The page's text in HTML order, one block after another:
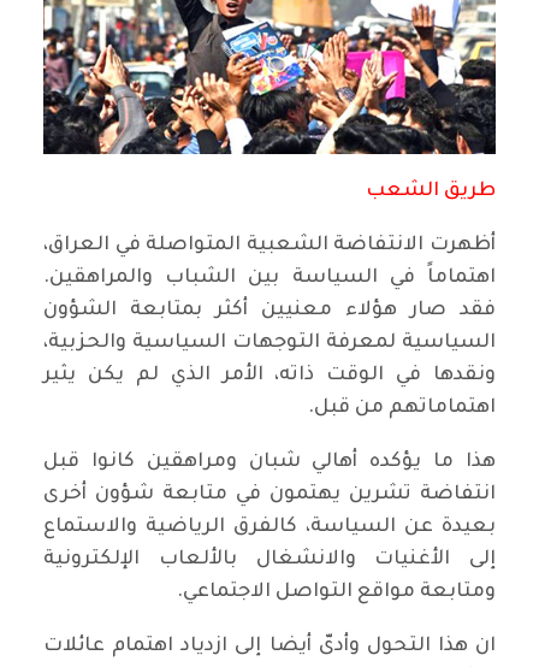
طريق الشعب
أظهرت الانتفاضة الشعبية المتواصلة في العراق،
اهتماماً في السياسة بين الشباب والمراهقين.
فقد صار هؤلاء معنيين أكثر بمتابعة الشؤون
السياسية لمعرفة التوجهات السياسية والحزبية،
ونقدها في الوقت ذاته، الأمر الذي لم يكن يثير
اهتماماتهم من قبل.
هذا ما يؤكده أهالي شبان ومراهقين كانوا قبل
انتفاضة تشرين يهتمون في متابعة شؤون أخرى
بعيدة عن السياسة، كالفرق الرياضية والاستماع
إلى الأغنيات والانشغال بالألعاب الإلكترونية
ومتابعة مواقع التواصل الاجتماعي.
ان هذا التحول وأدىّ أيضا إلى ازدياد اهتمام عائلات